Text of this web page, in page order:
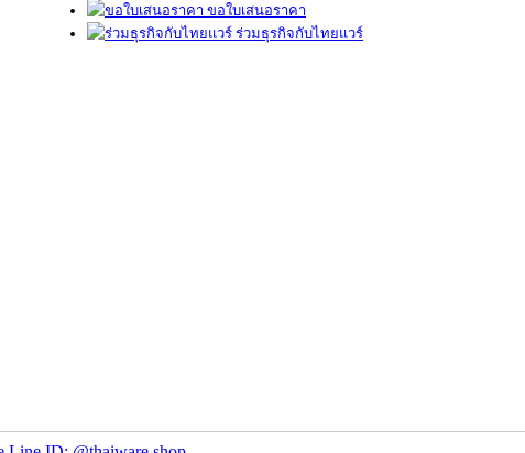
ขอใบเสนอราคา
ร่วมธุรกิจกับไทยแวร์